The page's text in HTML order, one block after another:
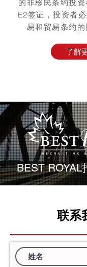
的非移民条约投
E2签证，投资者
易和贸易条约的
了解
BEST ROYAL
联系